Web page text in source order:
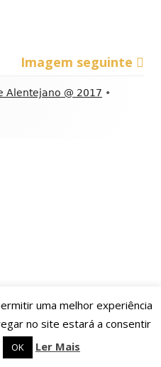
Imagem seguinte
Alentejano @ 2017 •
uma melhor experiência
no site estará a consentir
OK Ler Mais